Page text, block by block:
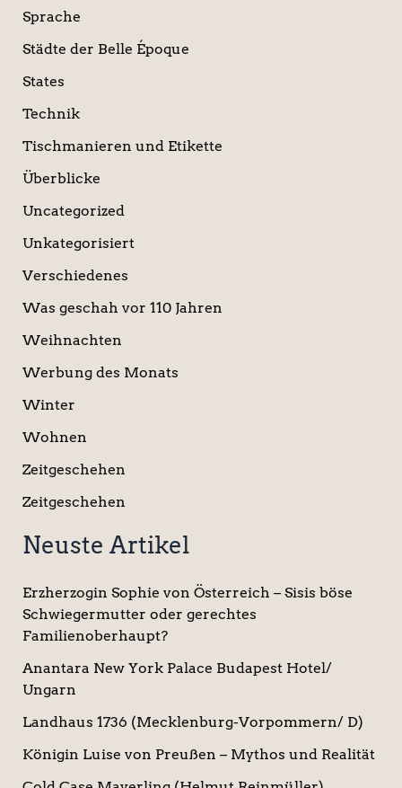
Sprache
Städte der Belle Époque
States
Technik
Tischmanieren und Etikette
Überblicke
Uncategorized
Unkategorisiert
Verschiedenes
Was geschah vor 110 Jahren
Weihnachten
Werbung des Monats
Winter
Wohnen
Zeitgeschehen
Zeitgeschehen
Neuste Artikel
Erzherzogin Sophie von Österreich – Sisis böse
Schwiegermutter oder gerechtes
Familienoberhaupt?
Anantara New York Palace Budapest Hotel/
Ungarn
Landhaus 1736 (Mecklenburg-Vorpommern/ D)
Königin Luise von Preußen – Mythos und Realität